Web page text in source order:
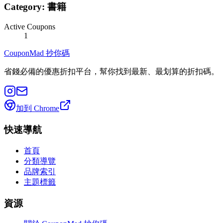
Category: 書籍
Active Coupons
1
CouponMad 抄你碼
省錢必備的優惠折扣平台，幫你找到最新、最划算的折扣碼。
加到 Chrome
快速導航
首頁
分類導覽
品牌索引
主題標籤
資源